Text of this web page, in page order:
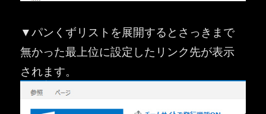
▼パンくずリストを展開するとさっきまで
無かった最上位に設定したリンク先が表示
されます。